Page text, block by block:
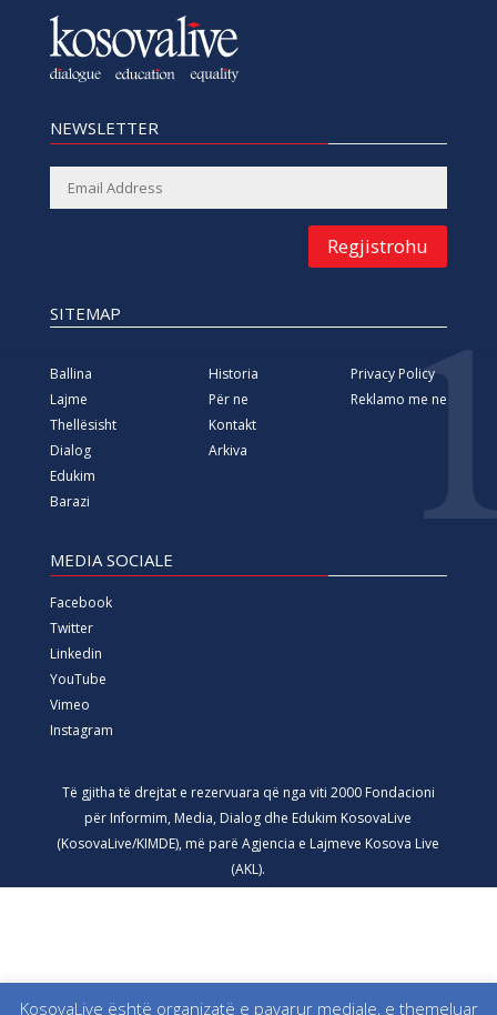
NEWSLETTER
Regjistrohu
SITEMAP
Ballina
Lajme
Thellësisht
Dialog
Edukim
Barazi
Historia
Për ne
Kontakt
Arkiva
Privacy Policy
Reklamo me ne
MEDIA SOCIALE
Facebook
Twitter
Linkedin
YouTube
Vimeo
Instagram
Të gjitha të drejtat e rezervuara që nga viti 2000 Fondacioni
për Informim, Media, Dialog dhe Edukim KosovaLive
(KosovaLive/KIMDE), më parë Agjencia e Lajmeve Kosova Live
(AKL).
KosovaLive është organizatë e pavarur mediale, e themeluar